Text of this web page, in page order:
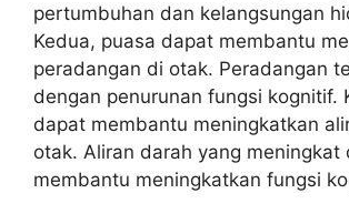
pertumbuhan dan kelangsungan
Kedua, puasa dapat membantu
peradangan di otak. Peradangan
dengan penurunan fungsi kognitif.
dapat membantu meningkatkan
otak. Aliran darah yang meningkat
membantu meningkatkan fungsi